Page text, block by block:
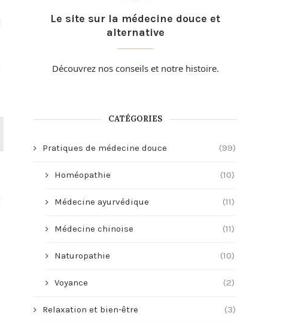
Le site sur la médecine douce et
alternative
Découvrez nos conseils et notre histoire.
CATÉGORIES
Pratiques de médecine douce (99)
Homéopathie (10)
Médecine ayurvédique (11)
Médecine chinoise (11)
Naturopathie (10)
Voyance (2)
Relaxation et bien-être (3)